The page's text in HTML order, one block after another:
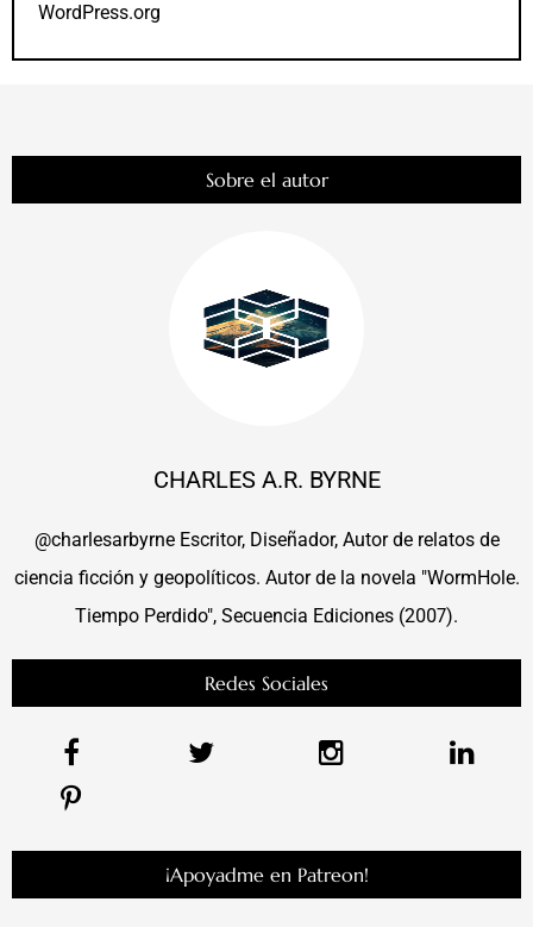
WordPress.org
Sobre el autor
CHARLES A.R. BYRNE
@charlesarbyrne Escritor, Diseñador, Autor de relatos de
ciencia ficción y geopolíticos. Autor de la novela "WormHole.
Tiempo Perdido", Secuencia Ediciones (2007).
Redes Sociales
¡Apoyadme en Patreon!